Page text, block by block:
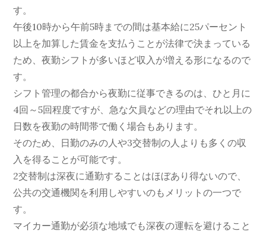
す。
午後10時から午前5時までの間は基本給に25パーセント
以上を加算した賃金を支払うことが法律で決まっている
ため、夜勤シフトが多いほど収入が増える形になるので
す。
シフト管理の都合から夜勤に従事できるのは、ひと月に
4回～5回程度ですが、急な欠員などの理由でそれ以上の
日数を夜勤の時間帯で働く場合もあります。
そのため、日勤のみの人や3交替制の人よりも多くの収
入を得ることが可能です。
2交替制は深夜に通勤することはほぼあり得ないので、
公共の交通機関を利用しやすいのもメリットの一つで
す。
マイカー通勤が必須な地域でも深夜の運転を避けること